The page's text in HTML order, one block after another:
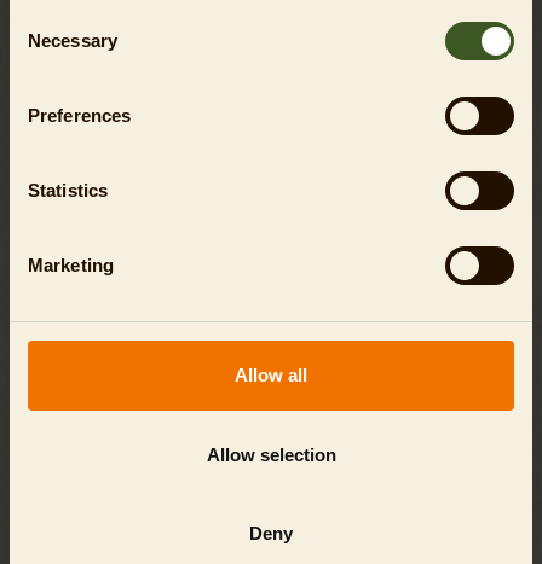
Selection
Necessary
Preferences
Statistics
Marketing
Allow all
Allow selection
Deny
EVEN MORE FUN!